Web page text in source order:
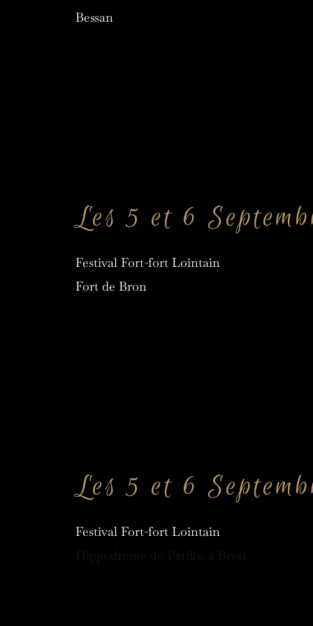
Bessan
Les 5 et 6
Festival Fort-fort Lointain
Fort de Bron
Les 5 et 6
Festival Fort-fort Lointain